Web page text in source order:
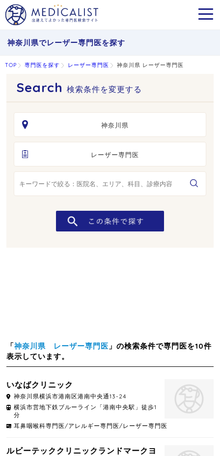
神奈川県でレーザー専門医を探す
TOP 専門医を探す レーザー専門医 神奈川県 レーザー専門医
検索条件を変更する
神奈川県
レーザー専門医
「神奈川県 レーザー専門医 」の検索条件で専門医を10件
表示しています。
いなばクリニック
神奈川県横浜市港南区港南中央通13-24
横浜市営地下鉄ブルーライン「港南中央駅」徒歩1
分
耳鼻咽喉科専門医/アレルギー専門医/レーザー専門医
ルビーテッククリニックランドマークヨ